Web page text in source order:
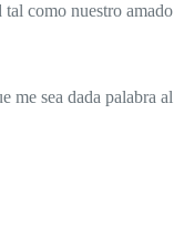
tal como nuestro amado
me sea dada palabra al